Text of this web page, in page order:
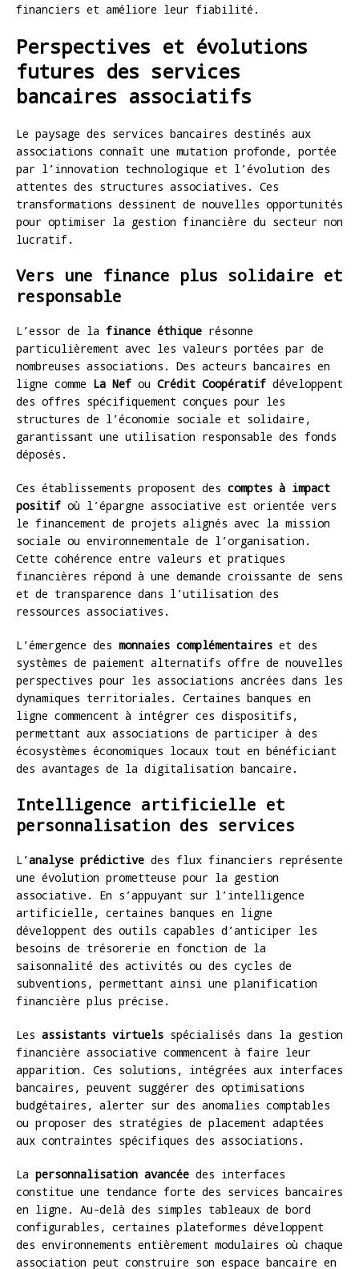
financiers et améliore leur fiabilité.
Perspectives et évolutions
futures des services
bancaires associatifs
Le paysage des services bancaires destinés aux
associations connaît une mutation profonde, portée
par l’innovation technologique et l’évolution des
attentes des structures associatives. Ces
transformations dessinent de nouvelles opportunités
pour optimiser la gestion financière du secteur non
lucratif.
Vers une finance plus solidaire et
responsable
L’essor de la finance éthique résonne
particulièrement avec les valeurs portées par de
nombreuses associations. Des acteurs bancaires en
ligne comme La Nef ou Crédit Coopératif développent
des offres spécifiquement conçues pour les
structures de l’économie sociale et solidaire,
garantissant une utilisation responsable des fonds
déposés.
Ces établissements proposent des comptes à impact
positif où l’épargne associative est orientée vers
le financement de projets alignés avec la mission
sociale ou environnementale de l’organisation.
Cette cohérence entre valeurs et pratiques
financières répond à une demande croissante de sens
et de transparence dans l’utilisation des
ressources associatives.
L’émergence des monnaies complémentaires et des
systèmes de paiement alternatifs offre de nouvelles
perspectives pour les associations ancrées dans les
dynamiques territoriales. Certaines banques en
ligne commencent à intégrer ces dispositifs,
permettant aux associations de participer à des
écosystèmes économiques locaux tout en bénéficiant
des avantages de la digitalisation bancaire.
Intelligence artificielle et
personnalisation des services
L’analyse prédictive des flux financiers représente
une évolution prometteuse pour la gestion
associative. En s’appuyant sur l’intelligence
artificielle, certaines banques en ligne
développent des outils capables d’anticiper les
besoins de trésorerie en fonction de la
saisonnalité des activités ou des cycles de
subventions, permettant ainsi une planification
financière plus précise.
Les assistants virtuels spécialisés dans la gestion
financière associative commencent à faire leur
apparition. Ces solutions, intégrées aux interfaces
bancaires, peuvent suggérer des optimisations
budgétaires, alerter sur des anomalies comptables
ou proposer des stratégies de placement adaptées
aux contraintes spécifiques des associations.
La personnalisation avancée des interfaces
constitue une tendance forte des services bancaires
en ligne. Au-delà des simples tableaux de bord
configurables, certaines plateformes développent
des environnements entièrement modulaires où chaque
association peut construire son espace bancaire en